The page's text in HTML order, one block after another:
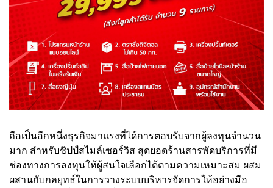
ถือเป็นอีกหนึ่งธุรกิจมาแรงที่ได้การตอบรับจากผู้ลงทุนจำนวน
มาก สำหรับชิปป์สไมล์เซอร์วิส สุดยอดร้านสารพัดบริการที่มี
ช่องทางการลงทุนให้ผู้สนใจเลือกได้ตามความเหมาะสม ผสม
ผสานกับกลยุทธ์ในการวางระบบบริหารจัดการให้อย่างมือ